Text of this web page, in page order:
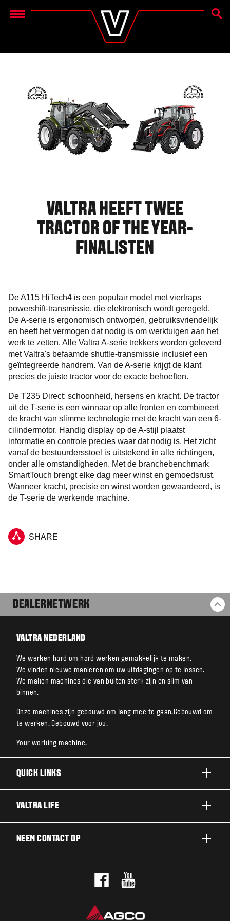
Menu
ZOEK
VALTRA HEEFT TWEE
TRACTOR OF THE YEAR-
FINALISTEN
De A115 HiTech4 is een populair model met viertraps
powershift-transmissie, die elektronisch wordt geregeld.
De A-serie is ergonomisch ontworpen, gebruiksvriendelijk
en heeft het vermogen dat nodig is om werktuigen aan het
werk te zetten. Alle Valtra A-serie trekkers worden geleverd
met Valtra's befaamde shuttle-transmissie inclusief een
geïntegreerde handrem. Van de A-serie krijgt de klant
precies de juiste tractor voor de exacte behoeften.
De T235 Direct: schoonheid, hersens en kracht. De tractor
uit de T-serie is een winnaar op alle fronten en combineert
de kracht van slimme technologie met de kracht van een 6-
cilindermotor. Handig display op de A-stijl plaatst
informatie en controle precies waar dat nodig is. Het zicht
vanaf de bestuurdersstoel is uitstekend in alle richtingen,
onder alle omstandigheden. Met de branchebenchmark
SmartTouch brengt elke dag meer winst en gemoedsrust.
Wanneer kracht, precisie en winst worden gewaardeerd, is
de T-serie de werkende machine.
SHARE
DEALERNETWERK
VALTRA NEDERLAND
We werken hard om hard werken gemakkelijk te maken.
We vinden nieuwe manieren om uw uitdagingen op te lossen.
We maken machines die van buiten sterk zijn en slim van
binnen.
Onze machines zijn gebouwd om lang mee te gaan.Gebouwd om
te werken. Gebouwd voor jou.
Your working machine.
QUICK LINKS
N SERIE
VALTRA LIFE
NIEUWS EN EVENEMENTEN
NEEM CONTACT OP